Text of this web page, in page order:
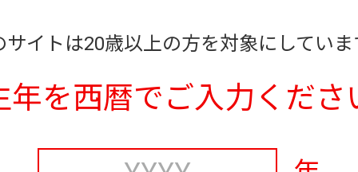
サイトは20歳以上の方を対象にしていま
年を西暦でご入力くださ